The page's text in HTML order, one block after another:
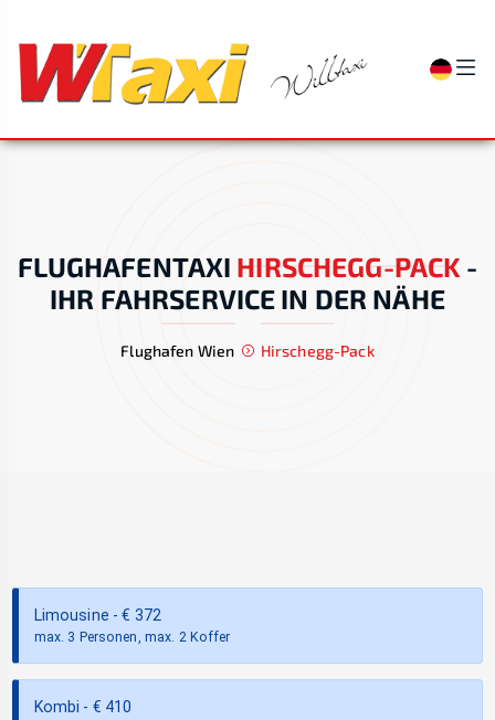
FLUGHAFENTAXI HIRSCHEGG-PACK -
IHR FAHRSERVICE IN DER NÄHE
Flughafen Wien Hirschegg-Pack
Limousine - € 372
max. 3 Personen, max. 2 Koffer
Kombi - € 410